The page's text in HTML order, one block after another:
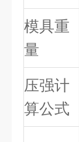
模具重
量
压强计
算公式